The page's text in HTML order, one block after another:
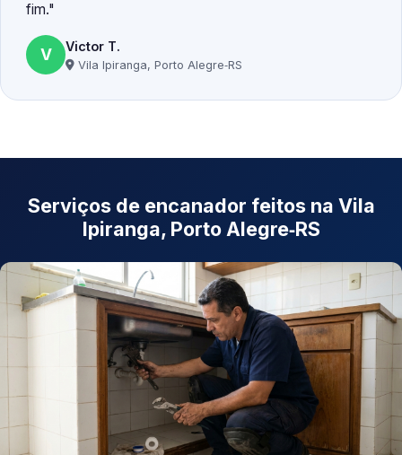
fim.
V Victor T.
Vila Ipiranga, Porto Alegre‑RS
Serviços de encanador feitos na Vila
Ipiranga, Porto Alegre‑RS